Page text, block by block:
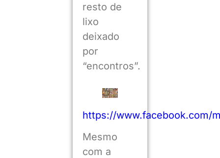
resto de
lixo
deixado
por
“encontros”.
https://www.facebook.com/
Mesmo
com a